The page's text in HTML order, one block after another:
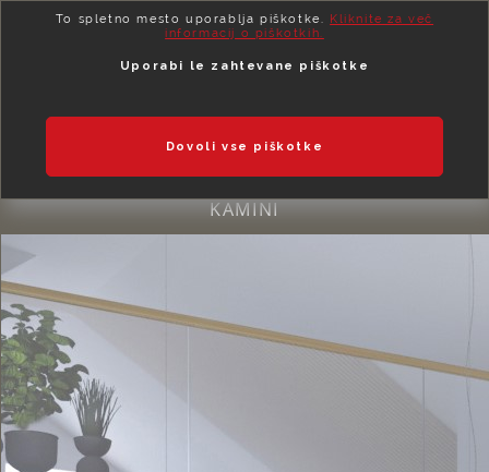
To spletno mesto uporablja piškotke. Kliknite za več
informacij o piškotkih.
Uporabi le zahtevane piškotke
Dovoli vse piškotke
KAMINI